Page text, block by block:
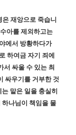
은 재앙으로 죽습니
아를 제외하고는
에서 방황하다가
하여금 자기 죄에
서 싸울 수 있는 최
싸우기를 거부한 것
맡은 일을 충실히
나님이 책임을 물